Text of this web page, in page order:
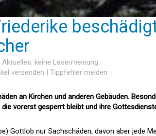
Aktuelles, keine Lesermeinung
versenden | Tippfehler melden
an Kirchen und anderen Gebäuden.
vorerst gesperrt bleibt und ihre
Gottlob nur Sachschäden, davon aber jede